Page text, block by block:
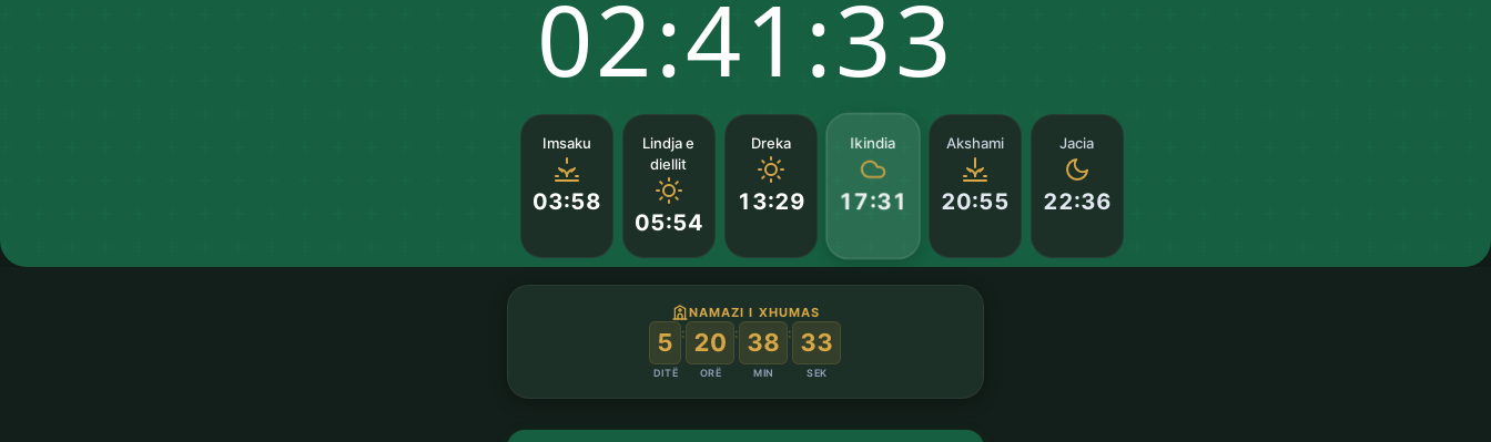
02:41:32
Imsaku
03:58
Lindja e
diellit
05:54
Dreka
13:29
Ikindia
17:31
Akshami
20:55
Jacia
22:36
NAMAZI I XHUMAS
5
DITË
: 20
ORË
: 38
MIN
: 32
SEK